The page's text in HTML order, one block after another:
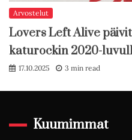
Arvostelut
Lovers Left Alive
katurockin 2020-
17.10.2025 3 min read
Kuumimmat